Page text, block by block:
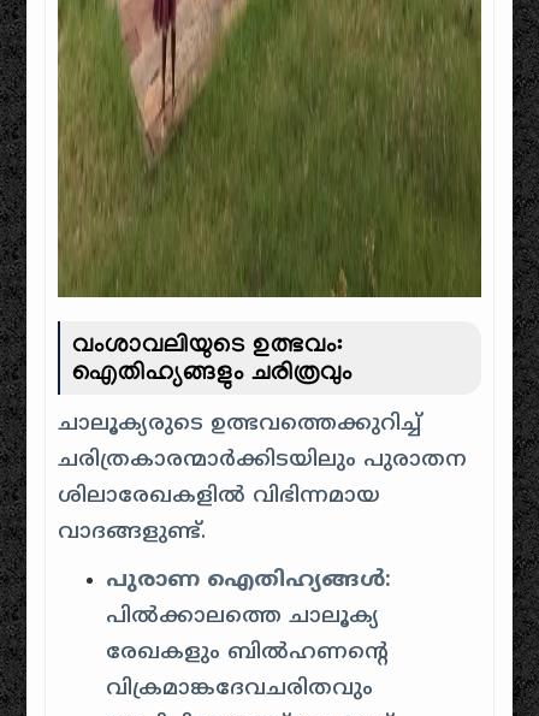
വംശാവലിയുടെ ഉത്ഭവം:
ഐതിഹ്യങ്ങളും ചരിത്രവും
ചാലൂക്യരുടെ ഉത്ഭവത്തെക്കുറിച്ച്
ചരിത്രകാരന്മാർക്കിടയിലും പുരാതന
ശിലാരേഖകളിൽ വിഭിന്നമായ
വാദങ്ങളുണ്ട്.
പുരാണ ഐതിഹ്യങ്ങൾ:
പിൽക്കാലത്തെ ചാലൂക്യ
രേഖകളും ബിൽഹണന്റെ
വിക്രമാങ്കദേവചരിതവും